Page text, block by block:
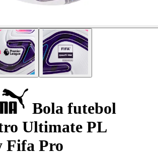
Bola futebol
Ultimate PL
Fifa Pro